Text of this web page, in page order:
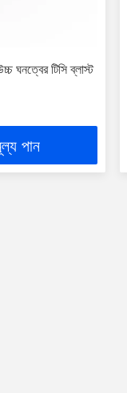
ঘনত্বের টিসি ব্লাস্ট
পান